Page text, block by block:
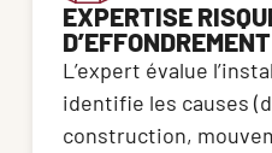
EXPERTISE
D’EFFONDREMENT
L’expert évalue
identifie les causes
construction,